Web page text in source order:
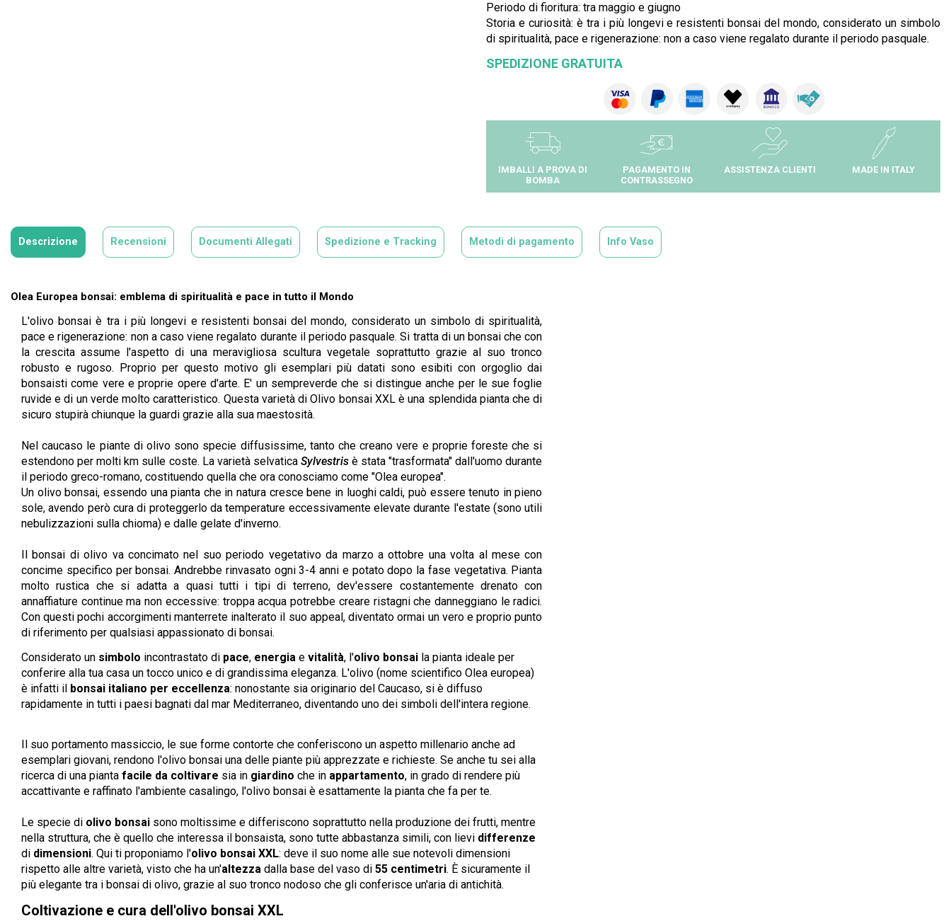
Periodo di fioritura: tra maggio e giugno
Storia e curiosità: è tra i più longevi e resistenti bonsai del mondo, considerato un simbolo
di spiritualità, pace e rigenerazione: non a caso viene regalato durante il periodo pasquale.
SPEDIZIONE GRATUITA
IMBALLI A PROVA DI
BOMBA
PAGAMENTO IN
CONTRASSEGNO
ASSISTENZA CLIENTI MADE IN ITALY
Descrizione Recensioni Documenti Allegati Spedizione e Tracking Metodi di pagamento Info Vaso
Olea Europea bonsai: emblema di spiritualità e pace in tutto il Mondo
L'olivo bonsai è tra i più longevi e resistenti bonsai del mondo, considerato un simbolo di spiritualità,
pace e rigenerazione: non a caso viene regalato durante il periodo pasquale. Si tratta di un bonsai che con
la crescita assume l'aspetto di una meravigliosa scultura vegetale soprattutto grazie al suo tronco
robusto e rugoso. Proprio per questo motivo gli esemplari più datati sono esibiti con orgoglio dai
bonsaisti come vere e proprie opere d'arte. E' un sempreverde che si distingue anche per le sue foglie
ruvide e di un verde molto caratteristico. Questa varietà di Olivo bonsai XXL è una splendida pianta che di
sicuro stupirà chiunque la guardi grazie alla sua maestosità.
Nel caucaso le piante di olivo sono specie diffusissime, tanto che creano vere e proprie foreste che si
estendono per molti km sulle coste. La varietà selvatica Sylvestrisè stata "trasformata" dall'uomo durante
il periodo greco-romano, costituendo quella che ora conosciamo come "Olea europea".
Un olivo bonsai, essendo una pianta che in natura cresce bene in luoghi caldi, può essere tenuto in pieno
sole, avendo però cura di proteggerlo da temperature eccessivamente elevate durante l'estate (sono utili
nebulizzazioni sulla chioma) e dalle gelate d'inverno.
Il bonsai di olivo va concimato nel suo periodo vegetativo da marzo a ottobre una volta al mese con
concime specifico per bonsai. Andrebbe rinvasato ogni 3-4 anni e potato dopo la fase vegetativa. Pianta
molto rustica che si adatta a quasi tutti i tipi di terreno, dev'essere costantemente drenato con
annaffiature continue ma non eccessive: troppa acqua potrebbe creare ristagni che danneggiano le radici.
Con questi pochi accorgimenti manterrete inalterato il suo appeal, diventato ormai un vero e proprio punto
di riferimento per qualsiasi appassionato di bonsai.
Considerato un simbolo incontrastato di pace, energia e vitalità, l'olivo bonsai la pianta ideale per
conferire alla tua casa un tocco unico e di grandissima eleganza. L'olivo (nome scientifico Olea europea)
è infatti il bonsai italiano per eccellenza: nonostante sia originario del Caucaso, si è diffuso
rapidamente in tutti i paesi bagnati dal mar Mediterraneo, diventando uno dei simboli dell'intera regione.
Il suo portamento massiccio, le sue forme contorte che conferiscono un aspetto millenario anche ad
esemplari giovani, rendono l'olivo bonsai una delle piante più apprezzate e richieste. Se anche tu sei alla
ricerca di una pianta facile da coltivare sia in giardino che in appartamento, in grado di rendere più
accattivante e raffinato l'ambiente casalingo, l'olivo bonsai è esattamente la pianta che fa per te.
Le specie di olivo bonsai sono moltissime e differiscono soprattutto nella produzione dei frutti, mentre
nella struttura, che è quello che interessa il bonsaista, sono tutte abbastanza simili, con lievi differenze
di dimensioni. Qui ti proponiamo l'olivo bonsai XXL: deve il suo nome alle sue notevoli dimensioni
rispetto alle altre varietà, visto che ha un'altezza dalla base del vaso di 55 centimetri. È sicuramente il
più elegante tra i bonsai di olivo, grazie al suo tronco nodoso che gli conferisce un'aria di antichità.
Coltivazione e cura dell'olivo bonsai XXL